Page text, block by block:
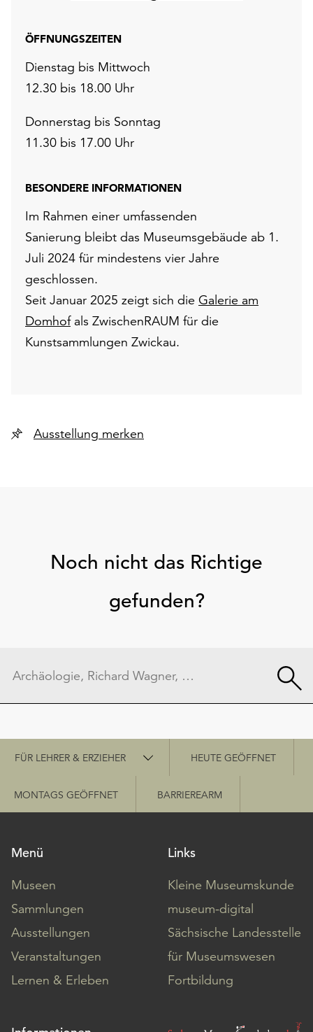
ÖFFNUNGSZEITEN
Dienstag bis Mittwoch
12.30 bis 18.00 Uhr
Donnerstag bis Sonntag
11.30 bis 17.00 Uhr
BESONDERE INFORMATIONEN
Im Rahmen einer umfassenden
Sanierung bleibt das Museumsgebäude ab 1.
Juli 2024 für mindestens vier Jahre
geschlossen.
Seit Januar 2025 zeigt sich die Galerie am
Domhofals ZwischenRAUM für die
Kunstsammlungen Zwickau.
Ausstellung merken
Noch nicht das Richtige
gefunden?
Schnellzugriff
FÜR LEHRER & ERZIEHER HEUTE GEÖFFNET
MONTAGS GEÖFFNET BARRIEREARM
Menü
Museen
Sammlungen
Ausstellungen
Veranstaltungen
Lernen & Erleben
Links
Kleine Museumskunde
museum-digital
Sächsische Landesstelle
für Museumswesen
Fortbildung